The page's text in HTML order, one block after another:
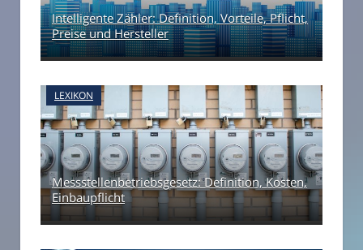
Intelligente Zähler: Definition, Vorteile, Pflicht,
Preise und Hersteller
LEXIKON
Messstellenbetriebsgesetz: Definition, Kosten,
Einbaupflicht